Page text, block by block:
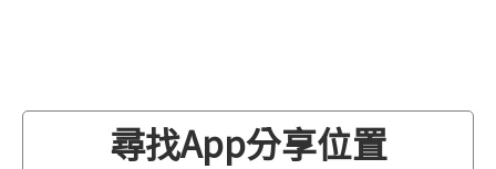
尋找App分享位置